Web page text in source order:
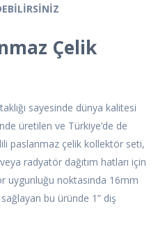
Çelik
sayesinde dünya kalitesi
üretilen ve Türkiye’de de
paslanmaz çelik kollektör seti,
radyatör dağıtım hatları için
uygunluğu noktasında 16mm
bu üründe 1” diş